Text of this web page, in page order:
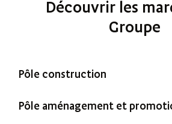
Découvrir les
Groupe
Pôle construction
Trecobat
Pôle aménagement et